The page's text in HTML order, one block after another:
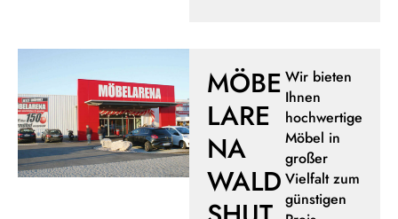
MÖBE
LARE
NA
WALD
Wir bieten
Ihnen
hochwertige
Möbel in
großer
Vielfalt zum
günstigen